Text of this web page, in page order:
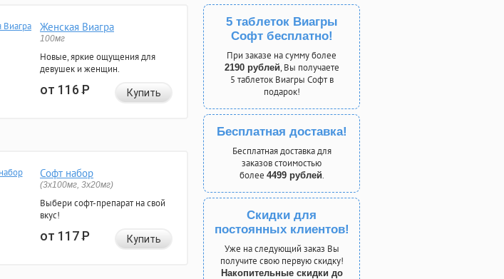
Женская Виагра
100мг
Новые, яркие ощущения для
девушек и женщин.
от 116Р Купить
Софт набор
(3x100мг, 3x20мг)
Выбери софт-препарат на свой
вкус!
от 117Р Купить
5 таблеток Виагры
Софт бесплатно!
При заказе на сумму более
2190 рублей, Вы получаете
5 таблеток Виагры Софт в
подарок!
Бесплатная доставка!
Бесплатная доставка для
заказов стоимостью
более 4499 рублей.
Скидки для
постоянных клиентов!
Уже на следующий заказ Вы
получите свою первую скидку!
Накопительные скидки до